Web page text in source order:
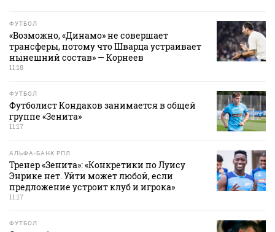
ФУТБОЛ
«Возможно, «Динамо» не совершает
трансферы, потому что Шварца устраивает
нынешний состав» — Корнеев
11:18
ФУТБОЛ
Футболист Кондаков занимается в общей
группе «Зенита»
11:17
АЛЬФА-БАНК РПЛ
Тренер «Зенита»: «Конкретики по Луису
Энрике нет. Уйти может любой, если
предложение устроит клуб и игрока»
11:17
ФУТБОЛ